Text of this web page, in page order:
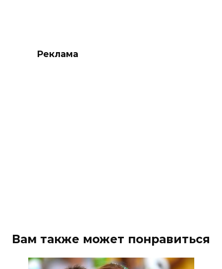
Реклама
Вам также может понравиться